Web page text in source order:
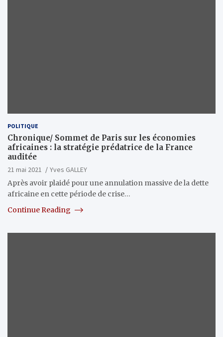
POLITIQUE
Chronique/ Sommet de Paris sur les économies
africaines : la stratégie prédatrice de la France
auditée
21 mai 2021
Yves GALLEY
Après avoir plaidé pour une annulation massive de la dette
africaine en cette période de crise…
Continue Reading